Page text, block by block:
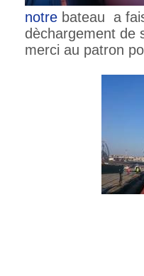
notre bateau a
dèchargement de
merci au patron